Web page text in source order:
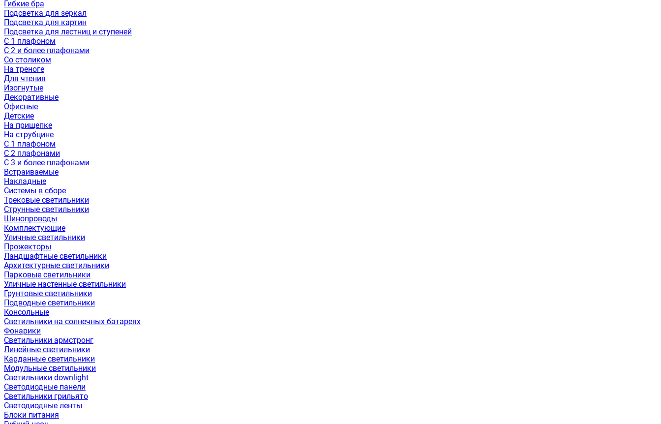
Гибкие бра
Подсветка для зеркал
Подсветка для картин
Подсветка для лестниц и ступеней
С 1 плафоном
С 2 и более плафонами
Со столиком
На треноге
Для чтения
Изогнутые
Декоративные
Офисные
Детские
На прищепке
На струбцине
С 1 плафоном
С 2 плафонами
С 3 и более плафонами
Встраиваемые
Накладные
Системы в сборе
Трековые светильники
Струнные светильники
Шинопроводы
Комплектующие
Уличные светильники
Прожекторы
Ландшафтные светильники
Архитектурные светильники
Парковые светильники
Уличные настенные светильники
Грунтовые светильники
Подводные светильники
Консольные
Светильники на солнечных батареях
Фонарики
Светильники армстронг
Линейные светильники
Карданные светильники
Модульные светильники
Светильники downlight
Светодиодные панели
Светильники грильято
Светодиодные ленты
Блоки питания